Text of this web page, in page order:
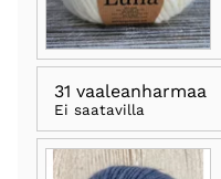
31 vaaleanharmaa
Ei saatavilla